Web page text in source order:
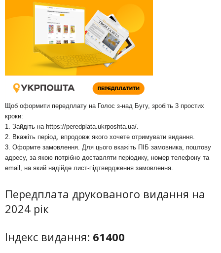
Щоб оформити передплату на Голос з-над Бугу, зробіть 3 простих
кроки:
1. Зайдіть на https://peredplata.ukrposhta.ua/
2. Вкажіть період, впродовж якого хочете отримувати видання.
3. Оформте замовлення. Для цього вкажіть ПІБ замовника, поштову
адресу, за якою потрібно доставляти періодику, номер телефону та
email, на який надійде лист-підтвердження замовлення.
Передплата друкованого видання на
2024 рік
Індекс видання: 61400